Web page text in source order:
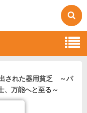
された器用貧乏 ～パ
、万能へと至る～